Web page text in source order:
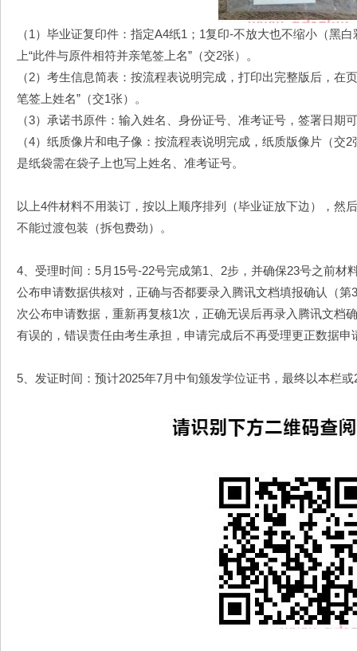
（1）毕业证复印件：指定A4纸1；1复印-不放大也不缩小（黑
上“此件与原件相符并亲笔签上名”（交2张）。
（2）考生信息简表：按流程表说明完成，打印出完整版后，在
笔签上姓名”（交1张）。
（3）承诺书原件：输入姓名、身份证号、准考证号，签署日期
（4）纸质像片和电子像：按流程表说明完成，纸质版像片（交
是纸袋需在袋子上也写上姓名、准考证号。
以上4件材料不用装订，按以上顺序排列（毕业证放下边），然
不能过渡包装（拆包费劲）。
4、受理时间：5月15号-22号完成第1、2步，并确保23号之前材
公布申请数据供核对，正确与否都要录入腾讯文档填报确认（
次公布申请数据，重新再复核1次，正确无误后再录入腾讯文档
有误的，错误责任由考生承担，申请完成后不再受理更正数据申
5、发证时间：预计2025年7月中旬颁发学位证书，最终以本栏